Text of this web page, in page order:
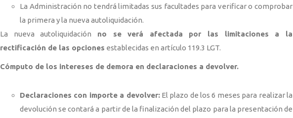
La Administración no tendrá limitadas sus facultades para verificar o comprobar
la primera y la nueva autoliquidación.
La nueva autoliquidación no se verá afectada por las limitaciones a la
rectificación de las opciones establecidas en artículo 119.3 LGT.
Cómputo de los intereses de demora en declaraciones a devolver.
Declaraciones con importe a devolver:El plazo de los 6 meses para realizar la
devolución se contará a partir de la finalización del plazo para la presentación de